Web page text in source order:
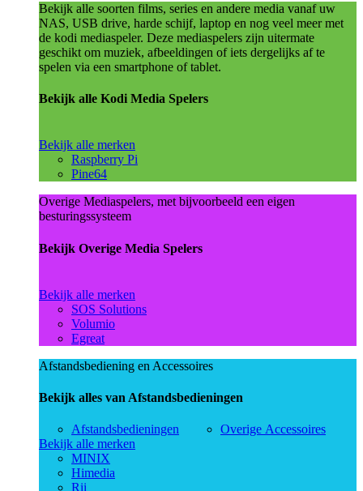
Bekijk alle soorten films, series en andere media vanaf uw
NAS, USB drive, harde schijf, laptop en nog veel meer met
de kodi mediaspeler. Deze mediaspelers zijn uitermate
geschikt om muziek, afbeeldingen of iets dergelijks af te
spelen via een smartphone of tablet.
Bekijk alle Kodi Media Spelers
Bekijk alle merken
Raspberry Pi
Pine64
Overige Mediaspelers, met bijvoorbeeld een eigen
besturingssysteem
Bekijk Overige Media Spelers
Bekijk alle merken
SOS Solutions
Volumio
Egreat
Afstandsbediening en Accessoires
Bekijk alles van Afstandsbedieningen
Afstandsbedieningen
Overige Accessoires
Bekijk alle merken
MINIX
Himedia
Rii